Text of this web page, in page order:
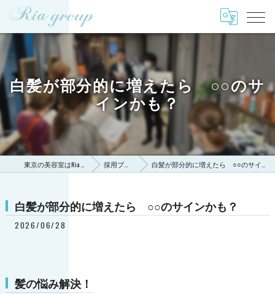
白髪が部分的に増えたら ○○のサ
インかも？
採用ブログ 白髪が部分的に増えたら ○○のサインかも？
白髪が部分的に増えたら ○○のサインかも？
2026/06/28
髪の悩み解決！